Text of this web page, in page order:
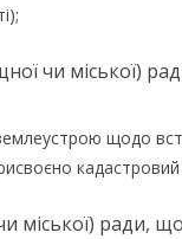
чи міської)
щодо
міської) ради,